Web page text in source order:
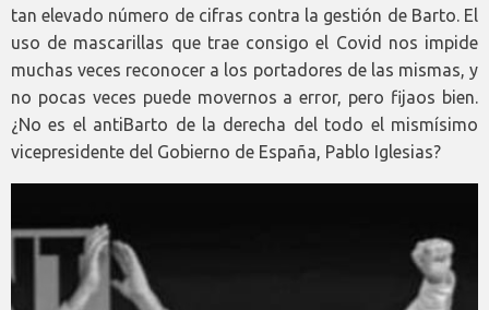
tan elevado número de cifras contra la gestión de Barto. El
uso de mascarillas que trae consigo el Covid nos impide
muchas veces reconocer a los portadores de las mismas, y
no pocas veces puede movernos a error, pero fijaos bien.
¿No es el antiBarto de la derecha del todo el mismísimo
vicepresidente del Gobierno de España, Pablo Iglesias?